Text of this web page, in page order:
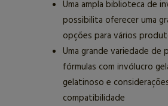
Uma ampla biblioteca de
possibilita oferecer uma
opções para vários
Uma grande variedade de
fórmulas com invólucro
gelatinoso e
compatibilidade